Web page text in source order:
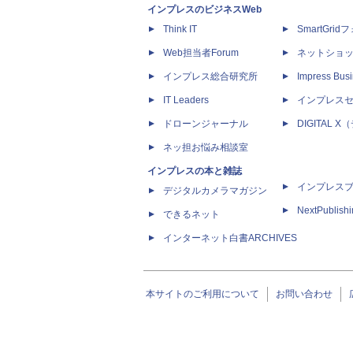
インプレスのビジネスWeb
Think IT
Web担当者Forum
インプレス総合研究所
IT Leaders
ドローンジャーナル
ネッ担お悩み相談室
インプレスの本と雑誌
デジタルカメラマガジン
できるネット
インターネット白書ARCHIVES
SmartGridフ
ネットショ
Impress
インプレス
DIGITAL X（
インプレス
本サイトのご利用について お問い合わせ